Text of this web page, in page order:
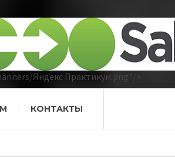
Яндекс Практикум.png"/>
КОНТАКТЫ